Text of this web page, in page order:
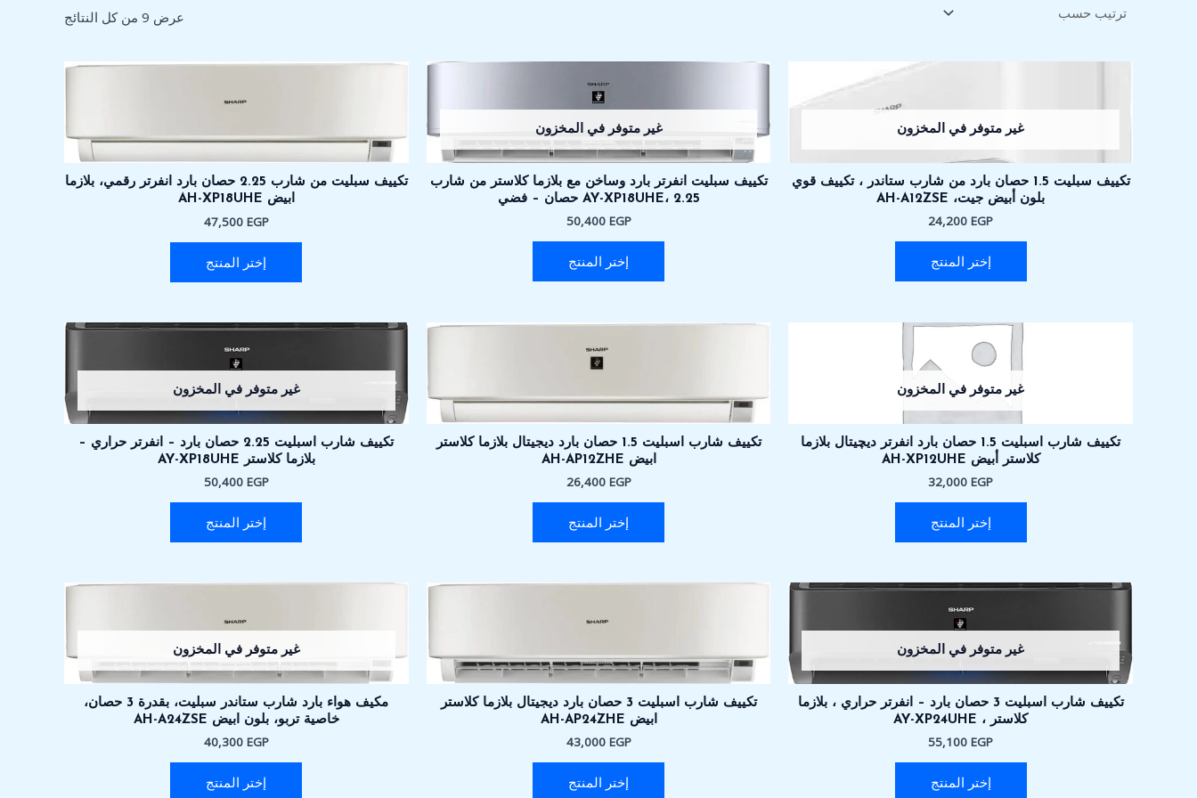
عرض ⁦9⁩ من كل النتائج
غير متوفر في المخزون
تكييف سبليت 1.5 حصان بارد من شارب ستاندر ، تكييف قوي
بلون أبيض جيت، AH-A12ZSE
24,200EGP
إختر المنتج
غير متوفر في المخزون
تكييف سبليت انفرتر بارد وساخن مع بلازما كلاستر من شارب
AY-XP18UHE، 2.25 حصان – فضي
50,400 EGP
إختر المنتج
تكييف سبليت من شارب 2.25 حصان بارد انفرتر رقمي، بلازما
ابيض AH-XP18UHE
47,500 EGP
إختر المنتج
غير متوفر في المخزون
تكييف شارب اسبليت 1.5 حصان بارد انفرتر ديچيتال بلازما
كلاستر أبيض AH-XP12UHE
32,000EGP
إختر المنتج
تكييف شارب اسبليت 1.5 حصان بارد ديجيتال بلازما كلاستر
ابيض AH-AP12ZHE
26,400 EGP
إختر المنتج
غير متوفر في المخزون
تكييف شارب اسبليت 2.25 حصان بارد – انفرتر حراري –
بلازما كلاستر AY-XP18UHE
50,400 EGP
إختر المنتج
غير متوفر في المخزون
تكييف شارب اسبليت 3 حصان بارد – انفرتر حراري ، بلازما
كلاستر ، AY-XP24UHE
55,100EGP
إختر المنتج
تكييف شارب اسبليت 3 حصان بارد ديجيتال بلازما كلاستر
ابيض AH-AP24ZHE
43,000 EGP
إختر المنتج
غير متوفر في المخزون
مكيف هواء بارد شارب ستاندر سبليت، بقدرة 3 حصان،
خاصية تربو، بلون ابيض AH-A24ZSE
40,300 EGP
إختر المنتج